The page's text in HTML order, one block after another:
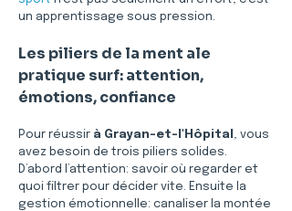
un apprentissage sous pression.
Les piliers de la ment ale
pratique surf: attention,
émotions, confiance
Pour réussir à Grayan-et-l'Hôpital , vous
avez besoin de trois piliers solides.
D’abord l’attention: savoir où regarder et
quoi filtrer pour décider vite. Ensuite la
gestion émotionnelle: canaliser la montée